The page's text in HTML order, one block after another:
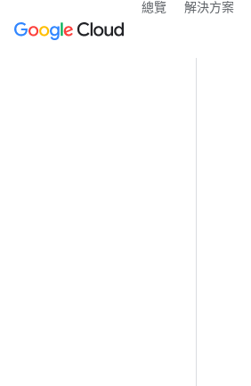
總覽 解決方案